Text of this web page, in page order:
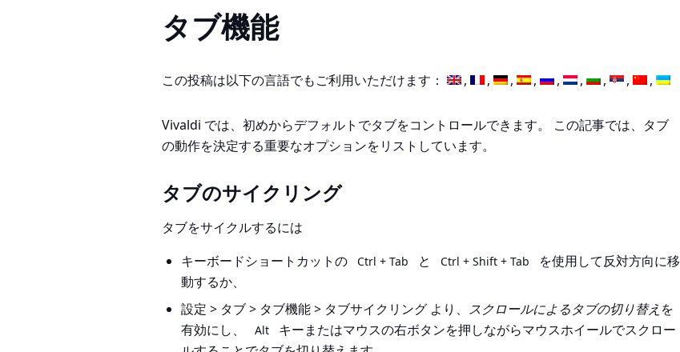
タブ機能
この投稿は以下の言語でもご利用いただけます：
Vivaldi では、初めからデフォルトでタブをコントロールできます。 この記事では、タブ
の動作を決定する重要なオプションをリストしています。
タブのサイクリング
タブをサイクルするには
キーボードショートカットの
Ctrl + Tab と Ctrl + Shift + Tab
を使用して反対方向に移
動するか、
設定 > タブ > タブ機能 > タブサイクリング より、 スクロールによるタブの切り替えを
有効にし、
Alt
キーまたはマウスの右ボタンを押しながらマウスホイールでスクロー